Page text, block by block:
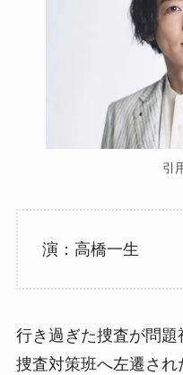
引
演：高橋一生
行き過ぎた捜査が問
捜査対策班へ左遷され